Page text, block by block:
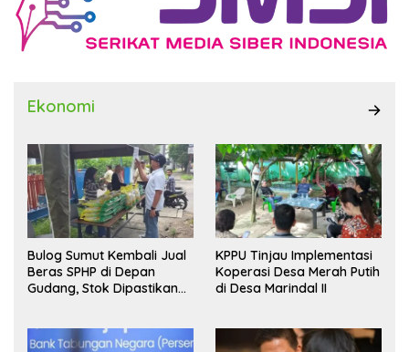
Ekonomi
Bulog Sumut Kembali Jual
Beras SPHP di Depan
Gudang, Stok Dipastikan
KPPU Tinjau Implementasi
Koperasi Desa Merah Putih
di Desa Marindal II